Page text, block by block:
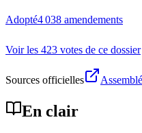
Adopté4 038 amendements
Voir les 423 votes de ce dossier
Sources officielles
En clair